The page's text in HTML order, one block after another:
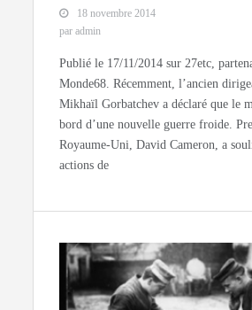
18 novembre 2014
par admin
Publié le 17/11/2014 sur 27etc,
Monde68. Récemment, l’ancien
Mikhaïl Gorbatchev a déclaré que le
bord d’une nouvelle guerre froide.
Royaume-Uni, David Cameron, a
actions de